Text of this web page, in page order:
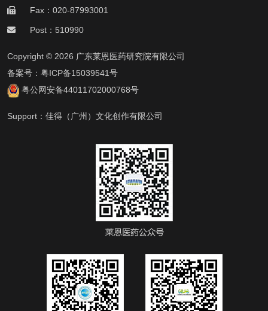
Fax：020-87993001
Post：510990
Copyright © 2026 广东莱恩医药研究院有限公司
备案号： 粤ICP备15039541号
粤公网安备44011702000768号
Support： 佳得（广州）文化创作有限公司